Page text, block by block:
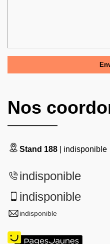
Nos
Stand 188 | indisponible
indisponible
indisponible
indisponible